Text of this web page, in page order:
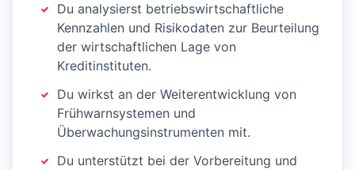
Du analysierst betriebswirtschaftliche
Kennzahlen und Risikodaten zur Beurteilung
der wirtschaftlichen Lage von
Kreditinstituten.
Du wirkst an der Weiterentwicklung von
Frühwarnsystemen und
Überwachungsinstrumenten mit.
Du unterstützt bei der Vorbereitung und